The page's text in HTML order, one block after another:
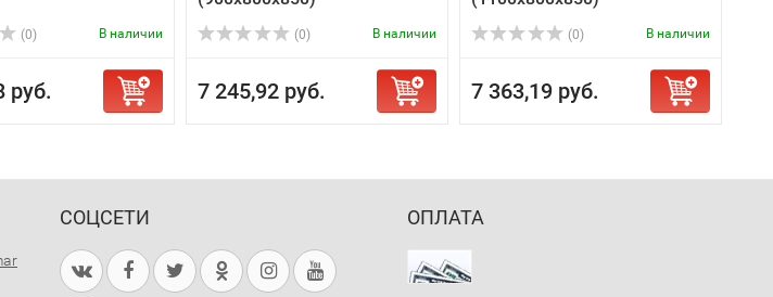
(0) В наличии
руб.
(0) В наличии
7 245,92 руб.
(0) В наличии
7 363,19 руб.
СОЦСЕТИ ОПЛАТА